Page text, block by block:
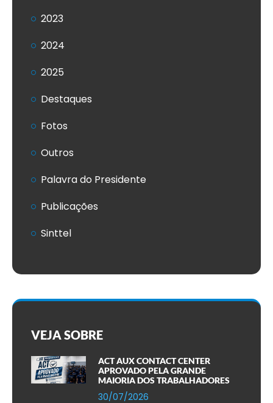
2023
2024
2025
Destaques
Fotos
Outros
Palavra do Presidente
Publicações
Sinttel
VEJA SOBRE
ACT AUX CONTACT CENTER
APROVADO PELA GRANDE
MAIORIA DOS TRABALHADORES
30/07/2026